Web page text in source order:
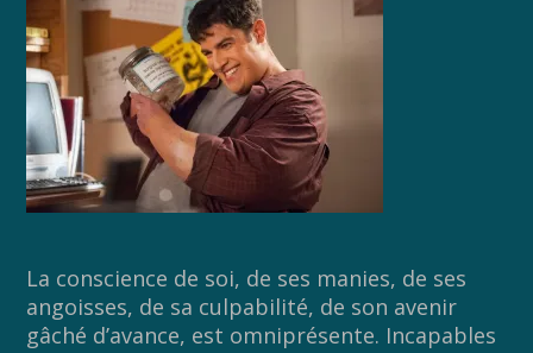
La conscience de soi, de ses manies, de ses
angoisses, de sa culpabilité, de son avenir
gâché d’avance, est omniprésente. Incapables